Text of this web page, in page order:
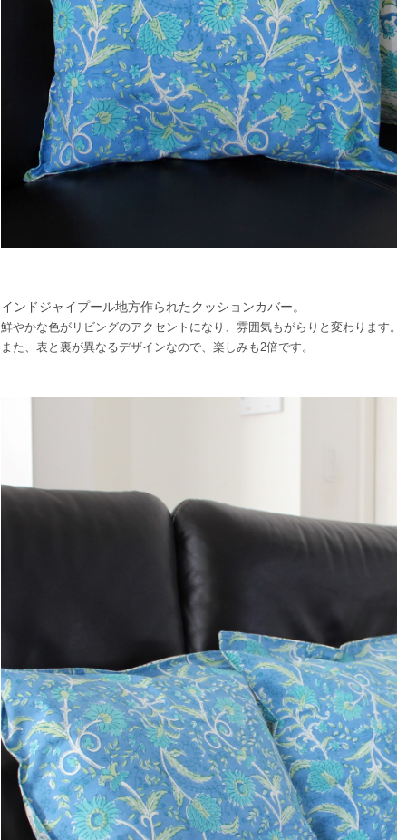
インドジャイプール地方作られたクッションカバー。
鮮やかな色がリビングのアクセントになり、雰囲気もがらりと変わります。
また、表と裏が異なるデザインなので、楽しみも2倍です。